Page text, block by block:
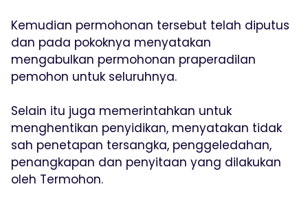
Kemudian permohonan tersebut telah diputus
dan pada pokoknya menyatakan
mengabulkan permohonan praperadilan
pemohon untuk seluruhnya.
Selain itu juga memerintahkan untuk
menghentikan penyidikan, menyatakan tidak
sah penetapan tersangka, penggeledahan,
penangkapan dan penyitaan yang dilakukan
oleh Termohon.